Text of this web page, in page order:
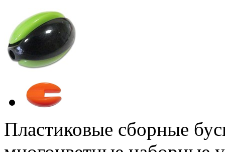
Пластиковые сборные